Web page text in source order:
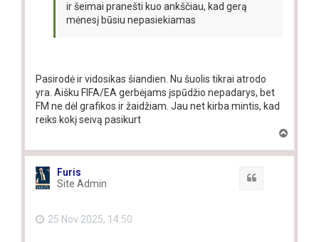
ir šeimai pranešti kuo ankščiau, kad gerą
mėnesį būsiu nepasiekiamas
Pasirodė ir vidosikas šiandien. Nu šuolis tikrai atrodo
yra. Aišku FIFA/EA gerbėjams įspūdžio nepadarys, bet
FM ne dėl grafikos ir žaidžiam. Jau net kirba mintis, kad
reiks kokį seivą pasikurt
p
Furis
Site Admin
25 Nov 2025, 14:50